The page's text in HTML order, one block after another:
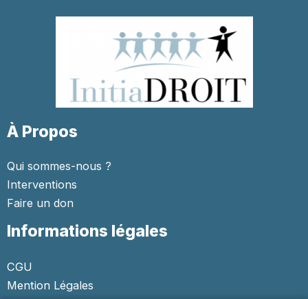
À Propos
Qui sommes-nous ?
Interventions
Faire un don
Informations légales
CGU
Mention Légales